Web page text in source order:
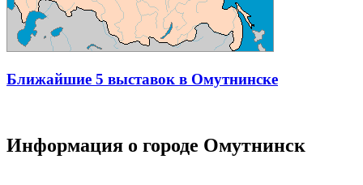
Ближайшие 5 выставок в Омутнинске
Информация о городе Омутнинск